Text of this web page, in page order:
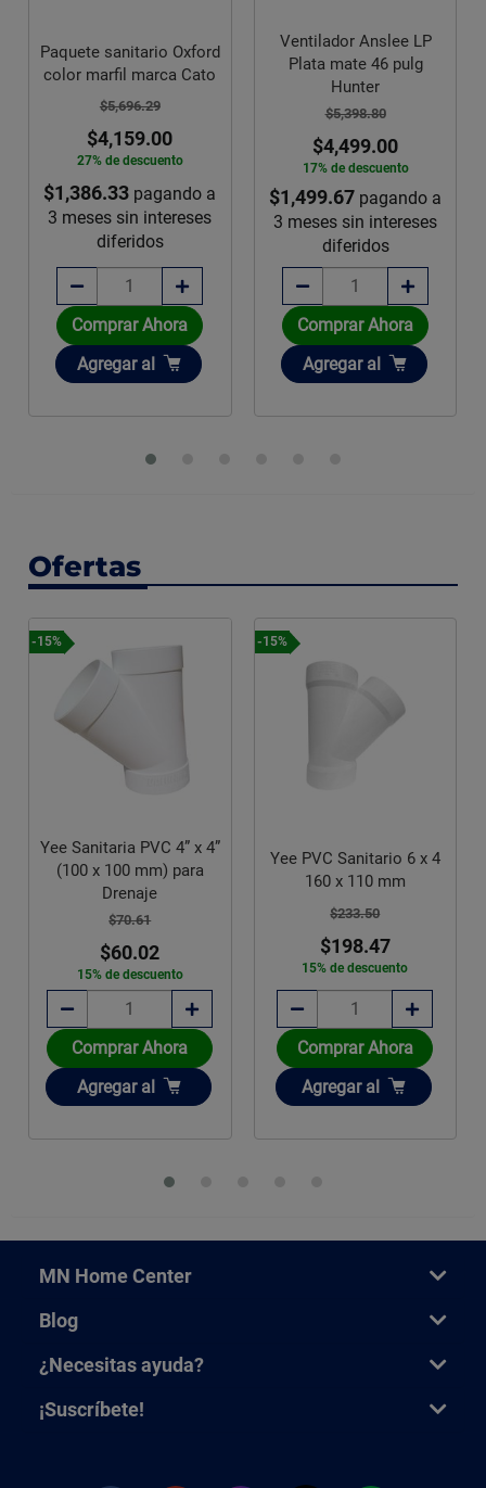
Paquete sanitario Oxford
color marfil marca Cato
$5,696.29
$4,159.00
27% de descuento
$1,386.33 pagando a
3 meses sin intereses
diferidos
Comprar Ahora
Añadir
Agregar al
Ventilador Anslee LP
Plata mate 46 pulg
Hunter
$5,398.80
$4,499.00
17% de descuento
$1,499.67 pagando a
3 meses sin intereses
diferidos
Comprar Ahora
Añadir
Agregar al
Ofertas
-15%
Yee Sanitaria PVC 4” x 4”
(100 x 100 mm) para
Drenaje
$70.61
$60.02
15% de descuento
Comprar Ahora
Añadir
Agregar al
-15%
Yee PVC Sanitario 6 x 4
160 x 110 mm
$233.50
$198.47
15% de descuento
Comprar Ahora
Añadir
Agregar al
MN Home Center
Blog
¿Necesitas ayuda?
¡Suscríbete!